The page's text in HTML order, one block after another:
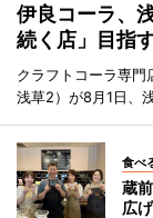
伊良コーラ、
続く店」目指
クラフトコーラ専門
浅草2）が8月1日、
食べ
蔵
広